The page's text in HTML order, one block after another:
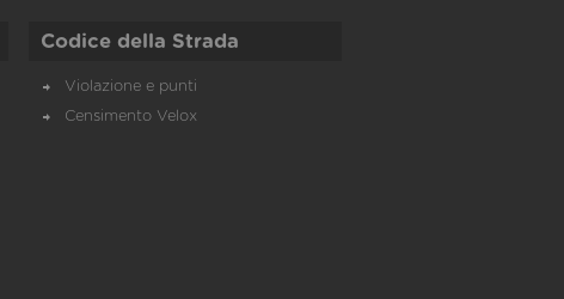
Codice della Strada
Violazione e punti
Censimento Velox